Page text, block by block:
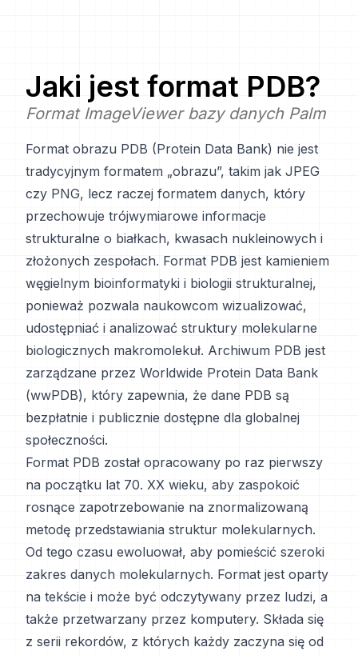
Jaki jest format PDB?
Format ImageViewer bazy danych Palm
Format obrazu PDB (Protein Data Bank) nie jest
tradycyjnym formatem „obrazu”, takim jak JPEG
czy PNG, lecz raczej formatem danych, który
przechowuje trójwymiarowe informacje
strukturalne o białkach, kwasach nukleinowych i
złożonych zespołach. Format PDB jest kamieniem
węgielnym bioinformatyki i biologii strukturalnej,
ponieważ pozwala naukowcom wizualizować,
udostępniać i analizować struktury molekularne
biologicznych makromolekuł. Archiwum PDB jest
zarządzane przez Worldwide Protein Data Bank
(wwPDB), który zapewnia, że dane PDB są
bezpłatnie i publicznie dostępne dla globalnej
społeczności.
Format PDB został opracowany po raz pierwszy
na początku lat 70. XX wieku, aby zaspokoić
rosnące zapotrzebowanie na znormalizowaną
metodę przedstawiania struktur molekularnych.
Od tego czasu ewoluował, aby pomieścić szeroki
zakres danych molekularnych. Format jest oparty
na tekście i może być odczytywany przez ludzi, a
także przetwarzany przez komputery. Składa się
z serii rekordów, z których każdy zaczyna się od